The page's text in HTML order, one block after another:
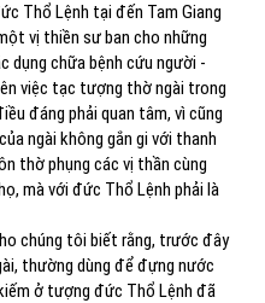
Thổ Lệnh tại đến Tam Giang
vị thiền sư ban cho những
dụng chữa bệnh cứu người -
việc tạc tượng thờ ngài trong
đáng phải quan tâm, vì cũng
ngài không gắn gi với thanh
thờ phụng các vị thần cùng
mà với đức Thổ Lệnh phải là
chúng tôi biết rằng, trước đây
thường dùng để đựng nước
ở tượng đức Thổ Lệnh đã